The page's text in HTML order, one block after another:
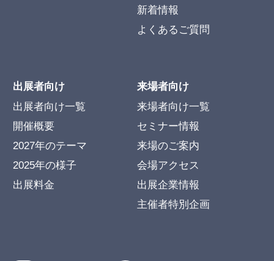
新着情報
よくあるご質問
出展者向け
出展者向け一覧
開催概要
2027年のテーマ
2025年の様子
出展料金
来場者向け
来場者向け一覧
セミナー情報
来場のご案内
会場アクセス
出展企業情報
主催者特別企画